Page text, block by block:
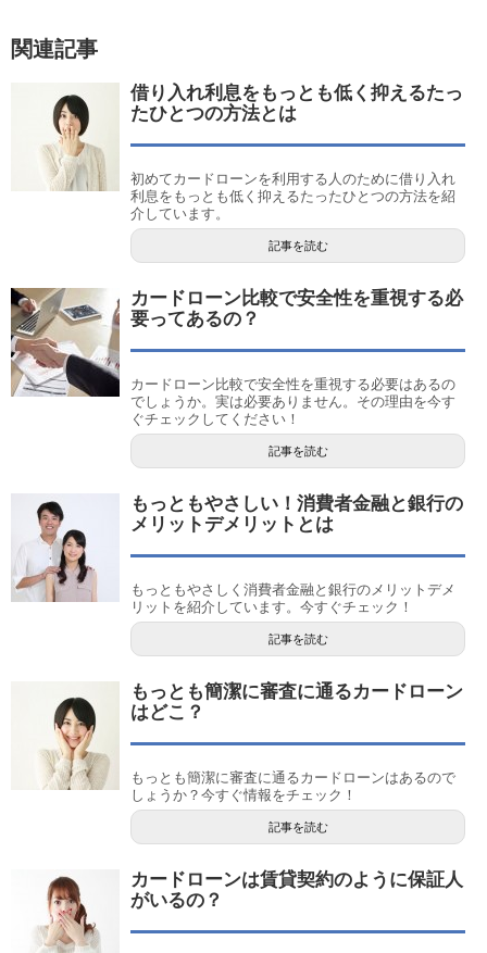
関連記事
借り入れ利息をもっとも低く抑えるたっ
たひとつの方法とは
初めてカードローンを利用する人のために借り入れ
利息をもっとも低く抑えるたったひとつの方法を紹
介しています。
記事を読む
カードローン比較で安全性を重視する必
要ってあるの？
カードローン比較で安全性を重視する必要はあるの
でしょうか。実は必要ありません。その理由を今す
ぐチェックしてください！
記事を読む
もっともやさしい！消費者金融と銀行の
メリットデメリットとは
もっともやさしく消費者金融と銀行のメリットデメ
リットを紹介しています。今すぐチェック！
記事を読む
もっとも簡潔に審査に通るカードローン
はどこ？
もっとも簡潔に審査に通るカードローンはあるので
しょうか？今すぐ情報をチェック！
記事を読む
カードローンは賃貸契約のように保証人
がいるの？